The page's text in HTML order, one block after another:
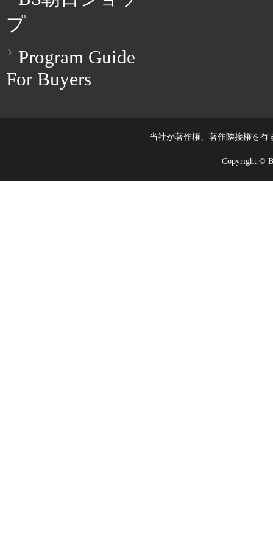
プ
Program Guide
For Buyers
当社が著作権、著作隣接権を
Copyright ©